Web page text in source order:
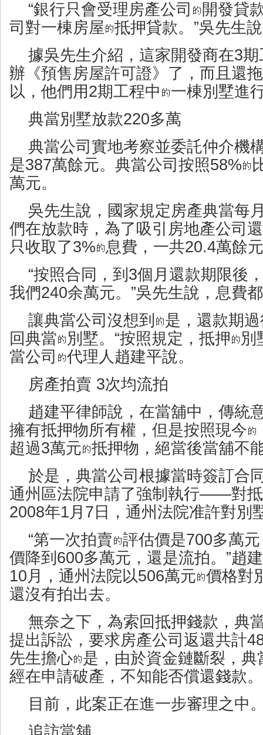
“銀行只會受理房產公司
開發貸
司對一棟房屋
抵押貸款。”吳先生
據吳先生介紹，這家開發商在3
辦《預售房屋許可證》了，而且還
以，他們用2期工程中
一棟別墅進
典當別墅放款220多萬
典當公司實地考察並委託仲介機
是387萬餘元。典當公司按照58%
萬元。
吳先生說，國家規定房產典當每
們在放款時，為了吸引房地產公司
只收取了3%
息費，一共20.4萬餘
“按照合同，到3個月還款期限後
我們240余萬元。”吳先生說，息費
讓典當公司沒想到
是，還款期
回典當
別墅。“按照規定，抵押
別
當公司
代理人趙建平說。
房產拍賣 3次均流拍
趙建平律師說，在當舖中，傳統
擁有抵押物所有權，但是按照現今
超過3萬元 抵押物，絕當後當舖不
於是，典當公司根據當時簽訂合
通州區法院申請了強制執行――對
2008年1月7日，通州法院准許對別
“第一次拍賣 評估價是700多萬
價降到600多萬元，還是流拍。”趙
10月，通州法院以506萬元 價格對
還沒有拍出去。
無奈之下，為索回抵押錢款，典
提出訴訟，要求房產公司返還共計
先生擔心 是，由於資金鏈斷裂，典
經在申請破產，不知能否償還錢款。
目前，此案正在進一步審理之中
追訪當舖